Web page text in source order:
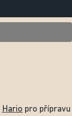
Hario pro přípravu